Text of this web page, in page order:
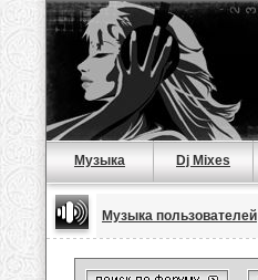
Музыка Dj Mixes
Музыка пользователей